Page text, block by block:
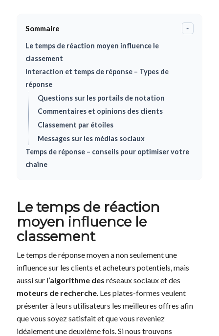
Sommaire -
Le temps de réaction moyen influence le
classement
Interaction et temps de réponse – Types de
réponse
Questions sur les portails de notation
Commentaires et opinions des clients
Classement par étoiles
Messages sur les médias sociaux
Temps de réponse – conseils pour optimiser votre
chaîne
Le temps de réaction
moyen influence le
classement
Le temps de réponse moyen a non seulement une
influence sur les clients et acheteurs potentiels, mais
aussi sur l’algorithme des réseaux sociaux et des
moteurs de recherche. Les plates-formes veulent
présenter à leurs utilisateurs les meilleures offres afin
que vous soyez satisfait et que vous reveniez
idéalement une deuxième fois. Si nous trouvons